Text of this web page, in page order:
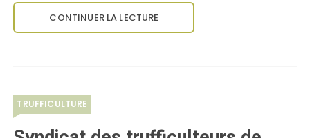
CONTINUER LA LECTURE
TRUFFICULTURE